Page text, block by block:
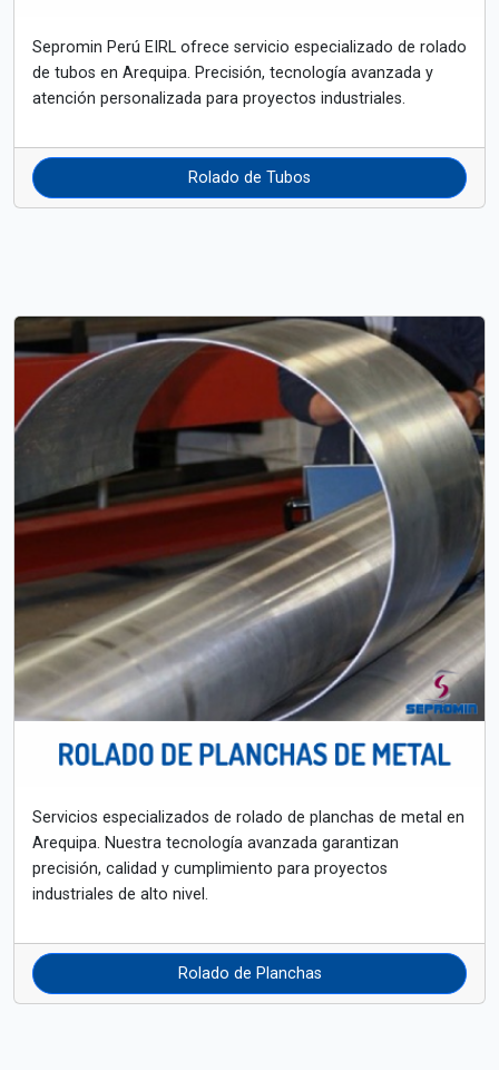
Sepromin Perú EIRL ofrece servicio especializado de rolado
de tubos en Arequipa. Precisión, tecnología avanzada y
atención personalizada para proyectos industriales.
Rolado de Tubos
Servicios especializados de rolado de planchas de metal en
Arequipa. Nuestra tecnología avanzada garantizan
precisión, calidad y cumplimiento para proyectos
industriales de alto nivel.
Rolado de Planchas